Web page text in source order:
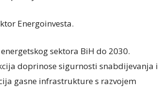
Energoinvesta.
sektora BiH do 2030.
doprinose sigurnosti snabdijevanja i
gasne infrastrukture s razvojem